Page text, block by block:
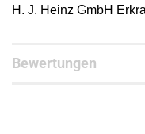
H. J. Heinz GmbH
Bewertungen